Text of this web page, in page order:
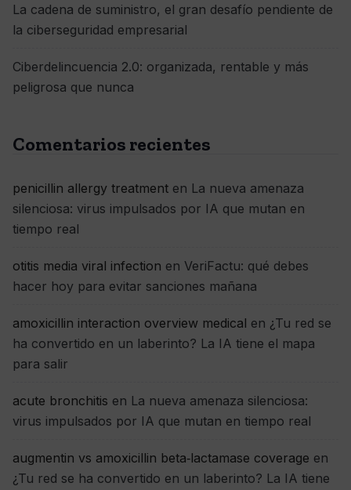
La cadena de suministro, el gran desafío pendiente de
la ciberseguridad empresarial
Ciberdelincuencia 2.0: organizada, rentable y más
peligrosa que nunca
Comentarios recientes
penicillin allergy treatment en La nueva amenaza
silenciosa: virus impulsados por IA que mutan en
tiempo real
otitis media viral infection en VeriFactu: qué debes
hacer hoy para evitar sanciones mañana
amoxicillin interaction overview medical en ¿Tu red se
ha convertido en un laberinto? La IA tiene el mapa
para salir
acute bronchitis en La nueva amenaza silenciosa:
virus impulsados por IA que mutan en tiempo real
augmentin vs amoxicillin beta‑lactamase coverage en
¿Tu red se ha convertido en un laberinto? La IA tiene